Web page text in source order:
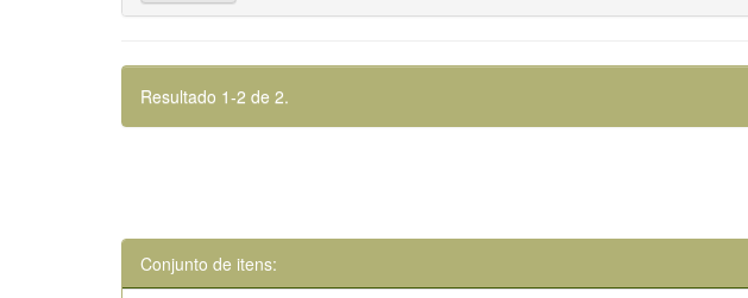
Resultado 1-2 de 2.
Conjunto de itens: